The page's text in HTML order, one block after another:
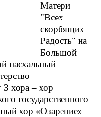
Матери
"Всех
скорбящих
Радость" на
Большой
пасхальный
3 хора – хор
государственного
хор «Озарение»